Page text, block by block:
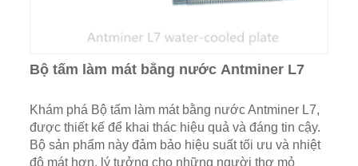
Bộ tấm làm mát bằng nước Antminer L7
Khám phá Bộ tấm làm mát bằng nước Antminer L7,
được thiết kế để khai thác hiệu quả và đáng tin cậy.
Bộ sản phẩm này đảm bảo hiệu suất tối ưu và nhiệt
độ mát hơn, lý tưởng cho những người thợ mỏ